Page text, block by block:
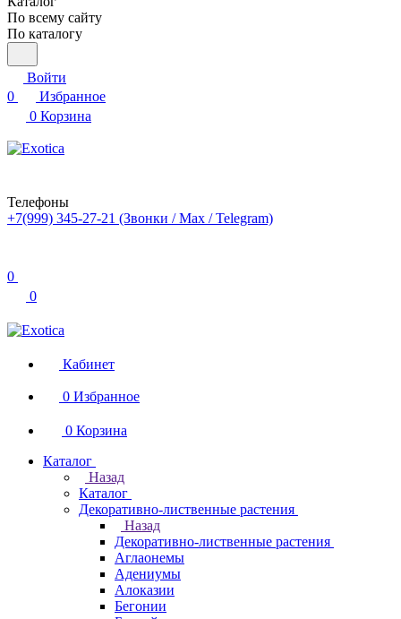
По всему сайту
По каталогу
Войти
0
Избранное
0 Корзина
Телефоны
+7(999) 345-27-21 (Звонки / Max / Telegram)
0
0
Кабинет
0 Избранное
0 Корзина
Каталог
Назад
Каталог
Декоративно-лиственные растения
Назад
Декоративно-лиственные растения
Аглаонемы
Адениумы
Алоказии
Бегонии